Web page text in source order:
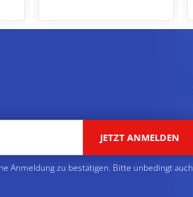
JETZT ANMELDEN
Anmeldung zu bestätigen. Bitte unbedingt auch